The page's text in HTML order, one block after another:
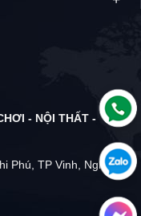
- NỘI THẤT -
Phú, TP Vinh, Nghệ